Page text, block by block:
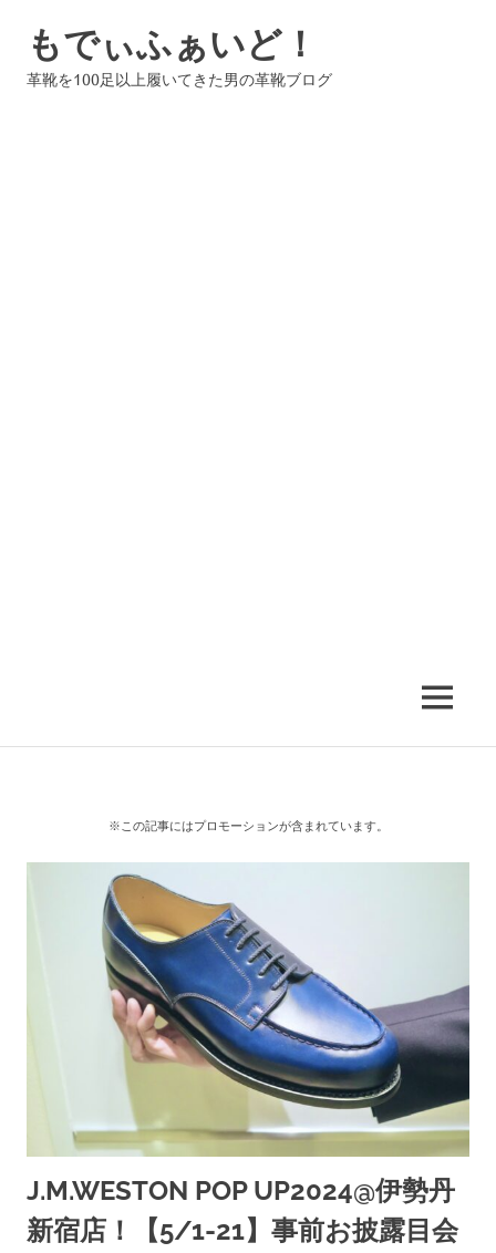
もでぃふぁいど！
革靴を100足以上履いてきた男の革靴ブログ
MENU
※この記事にはプロモーションが含まれています。
J.M.WESTON POP UP2024@伊勢丹
新宿店！【5/1-21】事前お披露目会